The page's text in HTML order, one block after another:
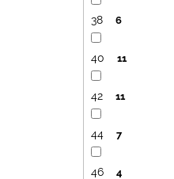
38 6
40 11
42 11
44 7
46 4